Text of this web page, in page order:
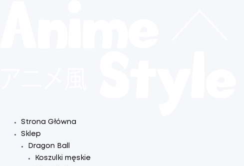
Strona Główna
Sklep
Dragon Ball
Koszulki męskie